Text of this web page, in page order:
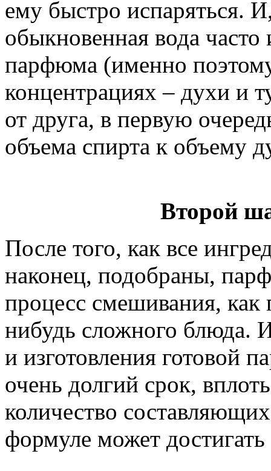
ему быстро испаряться.
обыкновенная вода часто
парфюма (именно
концентрациях – духи и
от друга, в первую
объема спирта к объему
Второй
После того, как все
наконец, подобраны,
процесс смешивания, как
нибудь сложного блюда.
и изготовления готовой
очень долгий срок,
количество
формуле может достигать